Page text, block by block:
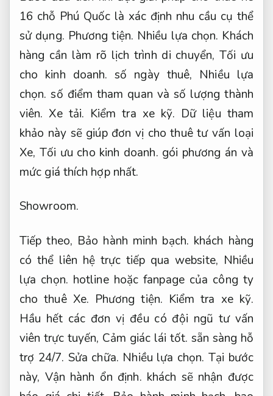
16 chỗ Phú Quốc là xác định nhu cầu cụ thể
sử dụng. Phương tiện. Nhiều lựa chọn. Khách
hàng cần làm rõ lịch trình di chuyển, Tối ưu
cho kinh doanh. số ngày thuê, Nhiều lựa
chọn. số điểm tham quan và số lượng thành
viên.Xe tải. Kiểm tra xe kỹ. Dữ liệu tham
khảo này sẽ giúp đơn vị cho thuê tư vấn loại
Xe, Tối ưu cho kinh doanh. gói phương án và
mức giá thích hợp nhất.
Showroom.
Tiếp theo, Bảo hành minh bạch. khách hàng
có thể liên hệ trực tiếp qua website, Nhiều
lựa chọn. hotline hoặc fanpage của công ty
cho thuê Xe. Phương tiện. Kiểm tra xe kỹ.
Hầu hết các đơn vị đều có đội ngũ tư vấn
viên trực tuyến, Cảm giác lái tốt. sẵn sàng hỗ
trợ 24/7. Sửa chữa. Nhiều lựa chọn. Tại bước
này, Vận hành ổn định. khách sẽ nhận được